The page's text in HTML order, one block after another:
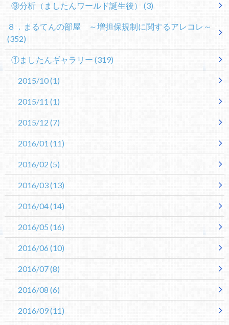
⑨分析（ましたんワールド誕生後） (3)
８．まるてんの部屋 ～増担保規制に関するアレコレ～
(352)
①ましたんギャラリー (319)
2015/10(1)
2015/11 (1)
2015/12 (7)
2016/01 (11)
2016/02 (5)
2016/03(13)
2016/04(14)
2016/05 (16)
2016/06(10)
2016/07(8)
2016/08 (6)
2016/09(11)